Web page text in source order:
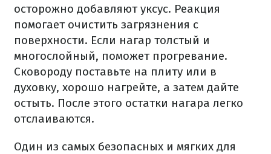
осторожно добавляют уксус. Реакция
помогает очистить загрязнения с
поверхности. Если нагар толстый и
многослойный, поможет прогревание.
Сковороду поставьте на плиту или в
духовку, хорошо нагрейте, а затем дайте
остыть. После этого остатки нагара легко
отслаиваются.
Один из самых безопасных и мягких для